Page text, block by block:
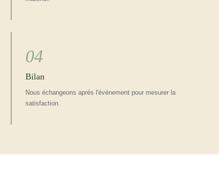
04
Bilan
Nous échangeons après l'événement pour mesurer la
satisfaction.